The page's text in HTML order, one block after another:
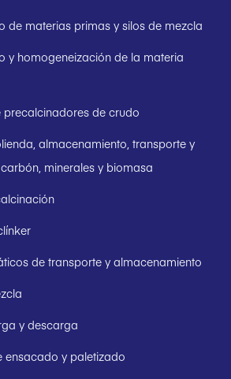
de materias primas y silos de mezcla
y homogeneización de la materia
precalcinadores de crudo
almacenamiento, transporte y
minerales y biomasa
de transporte y almacenamiento
y descarga
ensacado y paletizado